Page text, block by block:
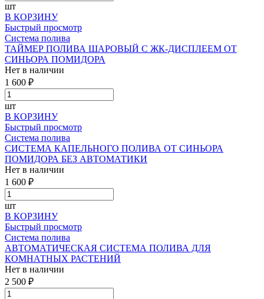
шт
В КОРЗИНУ
Быстрый просмотр
Система полива
ТАЙМЕР ПОЛИВА ШАРОВЫЙ С ЖК-ДИСПЛЕЕМ ОТ
СИНЬОРА ПОМИДОРА
Нет в наличии
1 600 ₽
шт
В КОРЗИНУ
Быстрый просмотр
Система полива
СИСТЕМА КАПЕЛЬНОГО ПОЛИВА ОТ СИНЬОРА
ПОМИДОРА БЕЗ АВТОМАТИКИ
Нет в наличии
1 600 ₽
шт
В КОРЗИНУ
Быстрый просмотр
Система полива
АВТОМАТИЧЕСКАЯ СИСТЕМА ПОЛИВА ДЛЯ
КОМНАТНЫХ РАСТЕНИЙ
Нет в наличии
2 500 ₽